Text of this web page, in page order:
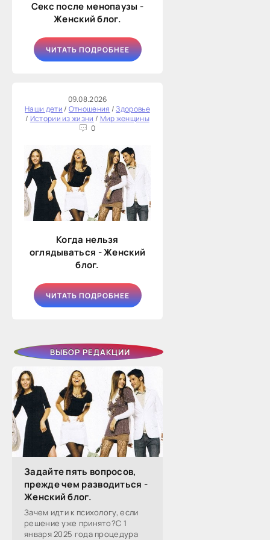
Секс после менопаузы -
Женский блог.
ЧИТАТЬ ПОДРОБНЕЕ
09.08.2026
Наши дети/ Отношения /Здоровье
/ Истории из жизни / Мир женщины
0
Когда нельзя
оглядываться - Женский
блог.
ЧИТАТЬ ПОДРОБНЕЕ
ВЫБОР РЕДАКЦИИ
Задайте пять вопросов,
прежде чем разводиться -
Женский блог.
Зачем идти к психологу, если
решение уже принято?С 1
января 2025 года процедура